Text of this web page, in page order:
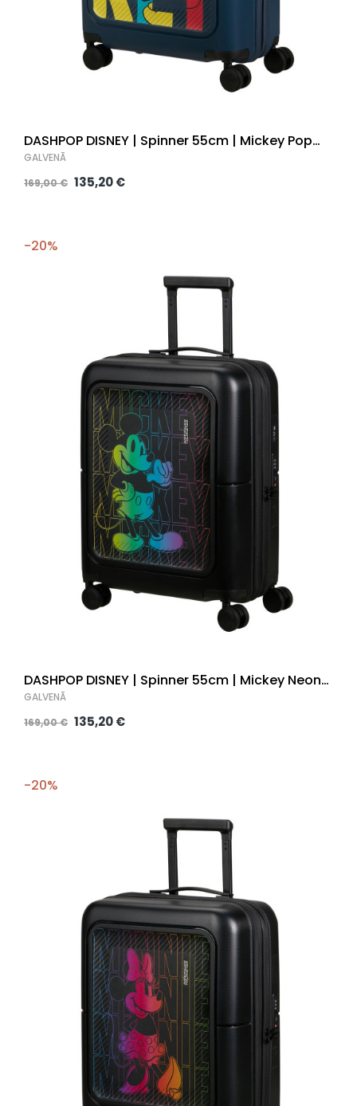
DASHPOP DISNEY | Spinner 55cm | Mickey Pop
Letters |
GALVENĀ
169,00 € 135,20 €
-20%
DASHPOP DISNEY | Spinner 55cm | Mickey Neon
Gradient |
GALVENĀ
169,00 € 135,20 €
-20%